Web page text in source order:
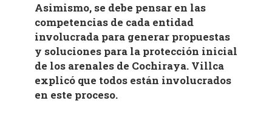
Asimismo, se debe pensar en las
competencias de cada entidad
involucrada para generar propuestas
y soluciones para la protección inicial
de los arenales de Cochiraya. Villca
explicó que todos están involucrados
en este proceso.